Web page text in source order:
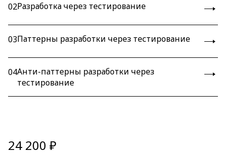
02Разработка через тестирование
03Паттерны разработки через тестирование
04Анти-паттерны разработки через
тестирование
24 200 ₽